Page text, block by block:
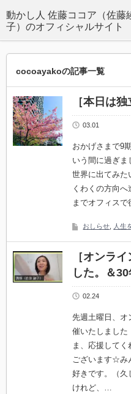
動かし人 佐藤ココア（佐藤
子）のオフィシャルサイト
cocoayakoの記事一覧
［本日は
03.01
おかげさまで9
いう間に過ぎ
世界に出てみた
くわくの方向
までオフィス
おしらせ 人生
［オンラ
した。＆30
02.24
先週土曜日、オ
催いたしました
ま、応援してく
ございます☆み
好きです。（久
けれど、…